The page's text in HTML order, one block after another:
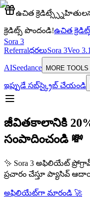
ఉచిత క్రెడిట్స్
క్రెడిట్స్ పొందండి!ఉచిత
Sora 3
ReferralధరలుSora 3Veo 3.1
AISeedance MORE TOOLS
ఇప్పుడే సబ్‌స్క్రైబ్ చేయండి
జీవితకాలానికి
సంపాదించండి 💸
✨ Sora 3 అఫిలియేట్
ప్రచారం చేస్తూ ప్యాసివ్
అఫిలియేట్‌గా మారండి 🚀